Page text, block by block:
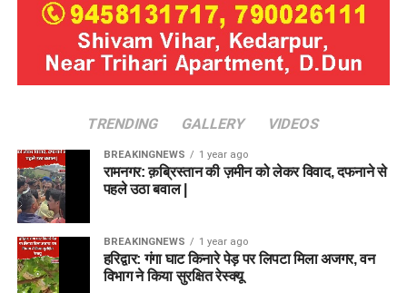
TRENDING GALLERY VIDEOS
BREAKINGNEWS 1 year ago
रामनगर: क़ब्रिस्तान की ज़मीन को लेकर विवाद, दफनाने से
पहले उठा बवाल |
BREAKINGNEWS 1 year ago
हरिद्वार: गंगा घाट किनारे पेड़ पर लिपटा मिला अजगर, वन
विभाग ने किया सुरक्षित रेस्क्यू